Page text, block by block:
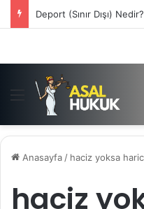
Deport (Sınır Dışı)
Menü
Anasayfa / haciz yoksa
haciz